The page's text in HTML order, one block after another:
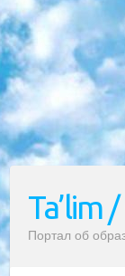
Ta’lim
Портал об